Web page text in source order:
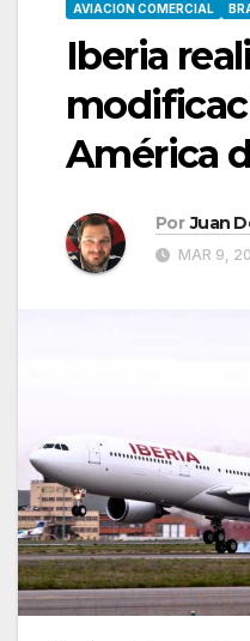
AVIACION COMERCIAL
Iberia
América
Por Juan
MAR 9,